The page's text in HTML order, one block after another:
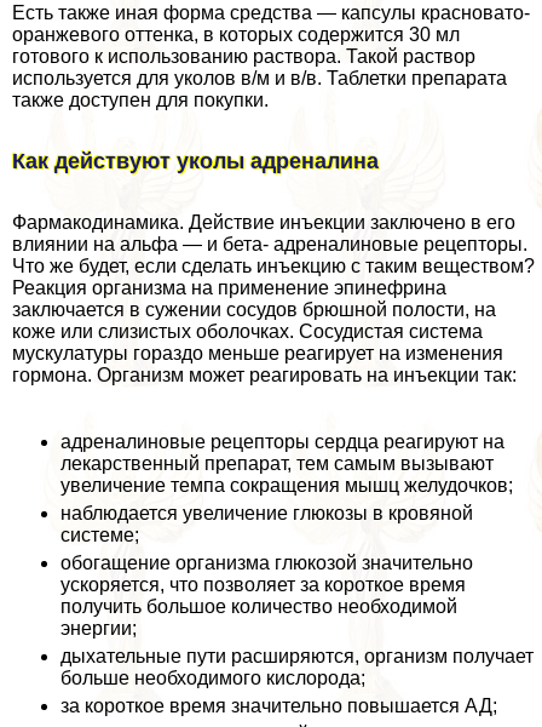
Есть также иная форма средства — капсулы красновато-
оранжевого оттенка, в которых содержится 30 мл
готового к использованию раствора. Такой раствор
используется для уколов в/м и в/в. Таблетки препарата
также доступен для покупки.
Как действуют уколы адреналина
Фармакодинамика. Действие инъекции заключено в его
влиянии на альфа — и бета- адреналиновые рецепторы.
Что же будет, если сделать инъекцию с таким веществом?
Реакция организма на применение эпинефрина
заключается в сужении сосудов брюшной полости, на
коже или слизистых оболочках. Сосудистая система
мускулатуры гораздо меньше реагирует на изменения
гормона. Организм может реагировать на инъекции так:
адреналиновые рецепторы сердца реагируют на
лекарственный препарат, тем самым вызывают
увеличение темпа сокращения мышц желудочков;
наблюдается увеличение глюкозы в кровяной
системе;
обогащение организма глюкозой значительно
ускоряется, что позволяет за короткое время
получить большое количество необходимой
энергии;
дыхательные пути расширяются, организм получает
больше необходимого кислорода;
за короткое время значительно повышается АД;